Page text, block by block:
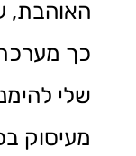
האוהבת,
כך
שלי
מעיסוק